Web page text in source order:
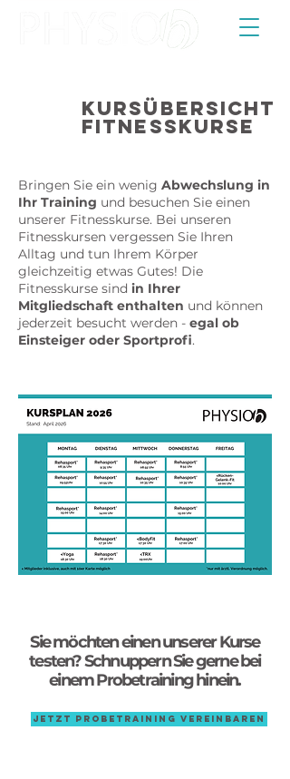
Kursübersicht
Fitnesskurse
Bringen Sie ein wenig Abwechslung in
Ihr Training und besuchen Sie einen
unserer Fitnesskurse. Bei unseren
Fitnesskursen vergessen Sie Ihren
Alltag und tun Ihrem Körper
gleichzeitig etwas Gutes! Die
Fitnesskurse sind in Ihrer
Mitgliedschaft enthalten und können
jederzeit besucht werden - egal ob
Einsteiger oder Sportprofi.
Sie möchten einen unserer Kurse
testen? Schnuppern Sie gerne bei
einem Probetraining hinein.
Jetzt Probetraining vereinbaren